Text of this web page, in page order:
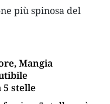
più spinosa del
Mangia
5 stelle